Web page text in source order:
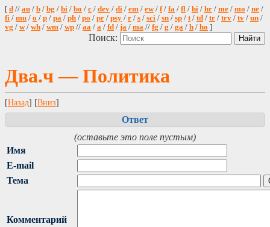
[ d // au / b / bg / bi / bo / c / dev / di / em / ew/ f/ fa / fl / hi / hr / me / mo / ne /
fi / mu / o / p / pa / ph / po / pr / psy / r / s / sci / sn / sp / t/ td / tr / trv / tv / un /
vg / w/ wh / wm / wp // aa / a / fd / ja / ma // fg / g / ga / h / ho ]
Поиск:
Два.ч — Политика
[Назад] [Вниз]
Ответ
(оставьте это поле пустым)
Имя
E-mail
Тема
Комментарий